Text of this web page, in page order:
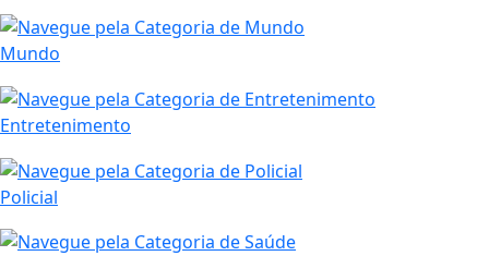
Mundo
Entretenimento
Policial